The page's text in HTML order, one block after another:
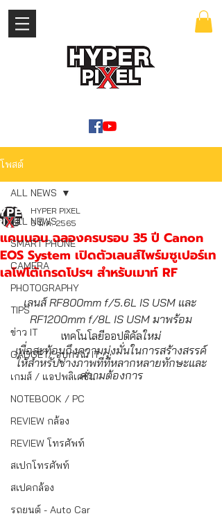
โพสต์
ALL NEWS
SMART PHONE
CAMERA
PHOTOGRAPHY
TIPS
ข่าว IT
GADGET/ อุปกรณ์ IT
เกมส์ / แอปพลิเคชั่น
NOTEBOOK / PC
REVIEW กล้อง
REVIEW โทรศัพท์
สเปกโทรศัพท์
สเปคกล้อง
รถยนต์ - Auto Car
ALL NEWS
แคนนอน ฉลองครบรอบ 35 ปี Canon
EOS System เปิดตัวเลนส์ไพร์มซูเปอร์เท
เลโฟโต้เกรดโปรฯ สำหรับเมาท์ RF
HYPER PIXEL
5 มี.ค. 2565
เลนส์ RF800mm f/5.6L IS USM และ
RF1200mm f/8L IS USM มาพร้อม
เทคโนโลยีออปติคัลใหม่
เพื่อสะท้อนถึงความมุ่งมั่นในการสร้างสรรค์
ให้สำหรับช่างภาพที่ที่หลากหลายทักษะและ
ความต้องการ